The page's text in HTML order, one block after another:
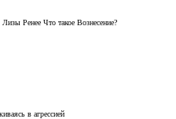
Ренее Что такое Вознесение?
в агрессией